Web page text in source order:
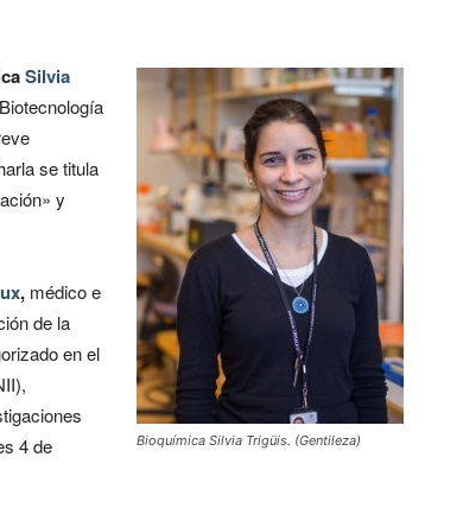
Bioquímica Silvia Trigüis. (Gentileza)
Silvia
se titula
y
, médico e
de la
en el
4 de